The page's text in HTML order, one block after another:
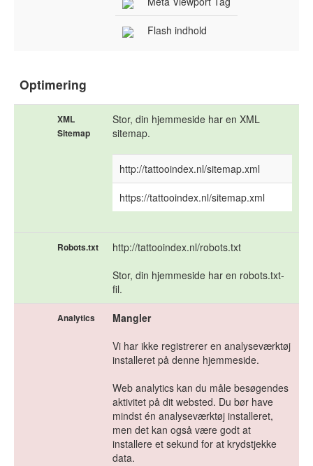
Flash indhold
Optimering
XML
Sitemap
Stor, din hjemmeside har en XML
sitemap.
http://tattooindex.nl/sitemap.xml
https://tattooindex.nl/sitemap.xml
Robots.txt
http://tattooindex.nl/robots.txt
Stor, din hjemmeside har en robots.txt-
fil.
Analytics
Mangler
Vi har ikke registrerer en analyseværktøj
installeret på denne hjemmeside.
Web analytics kan du måle besøgendes
aktivitet på dit websted. Du bør have
mindst én analyseværktøj installeret,
men det kan også være godt at
installere et sekund for at krydstjekke
data.